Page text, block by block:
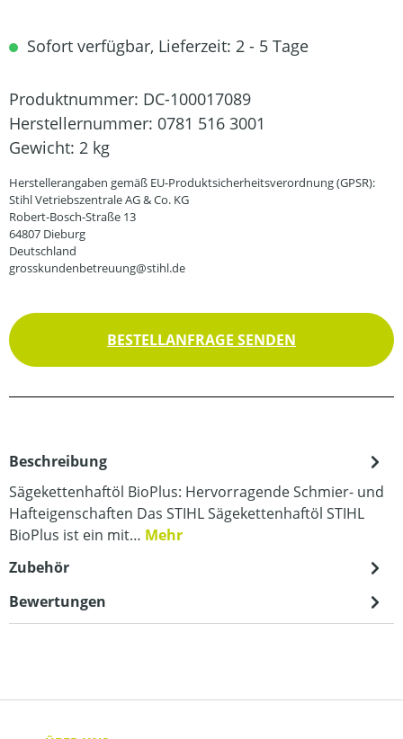
Sofort verfügbar, Lieferzeit: 2 - 5 Tage
Produktnummer: DC-100017089
Herstellernummer: 0781 516 3001
Gewicht: 2 kg
Herstellerangaben gemäß EU-Produktsicherheitsverordnung (GPSR):
Stihl Vetriebszentrale AG & Co. KG
Robert-Bosch-Straße 13
64807 Dieburg
Deutschland
grosskundenbetreuung@stihl.de
BESTELLANFRAGE SENDEN
Beschreibung
Sägekettenhaftöl BioPlus: Hervorragende Schmier- und
Hafteigenschaften Das STIHL Sägekettenhaftöl STIHL
BioPlus ist ein mit… Mehr
Zubehör
Bewertungen